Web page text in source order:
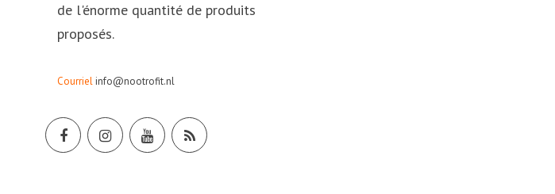
de l'énorme quantité de produits
proposés.
Courrielinfo@nootrofit.nl